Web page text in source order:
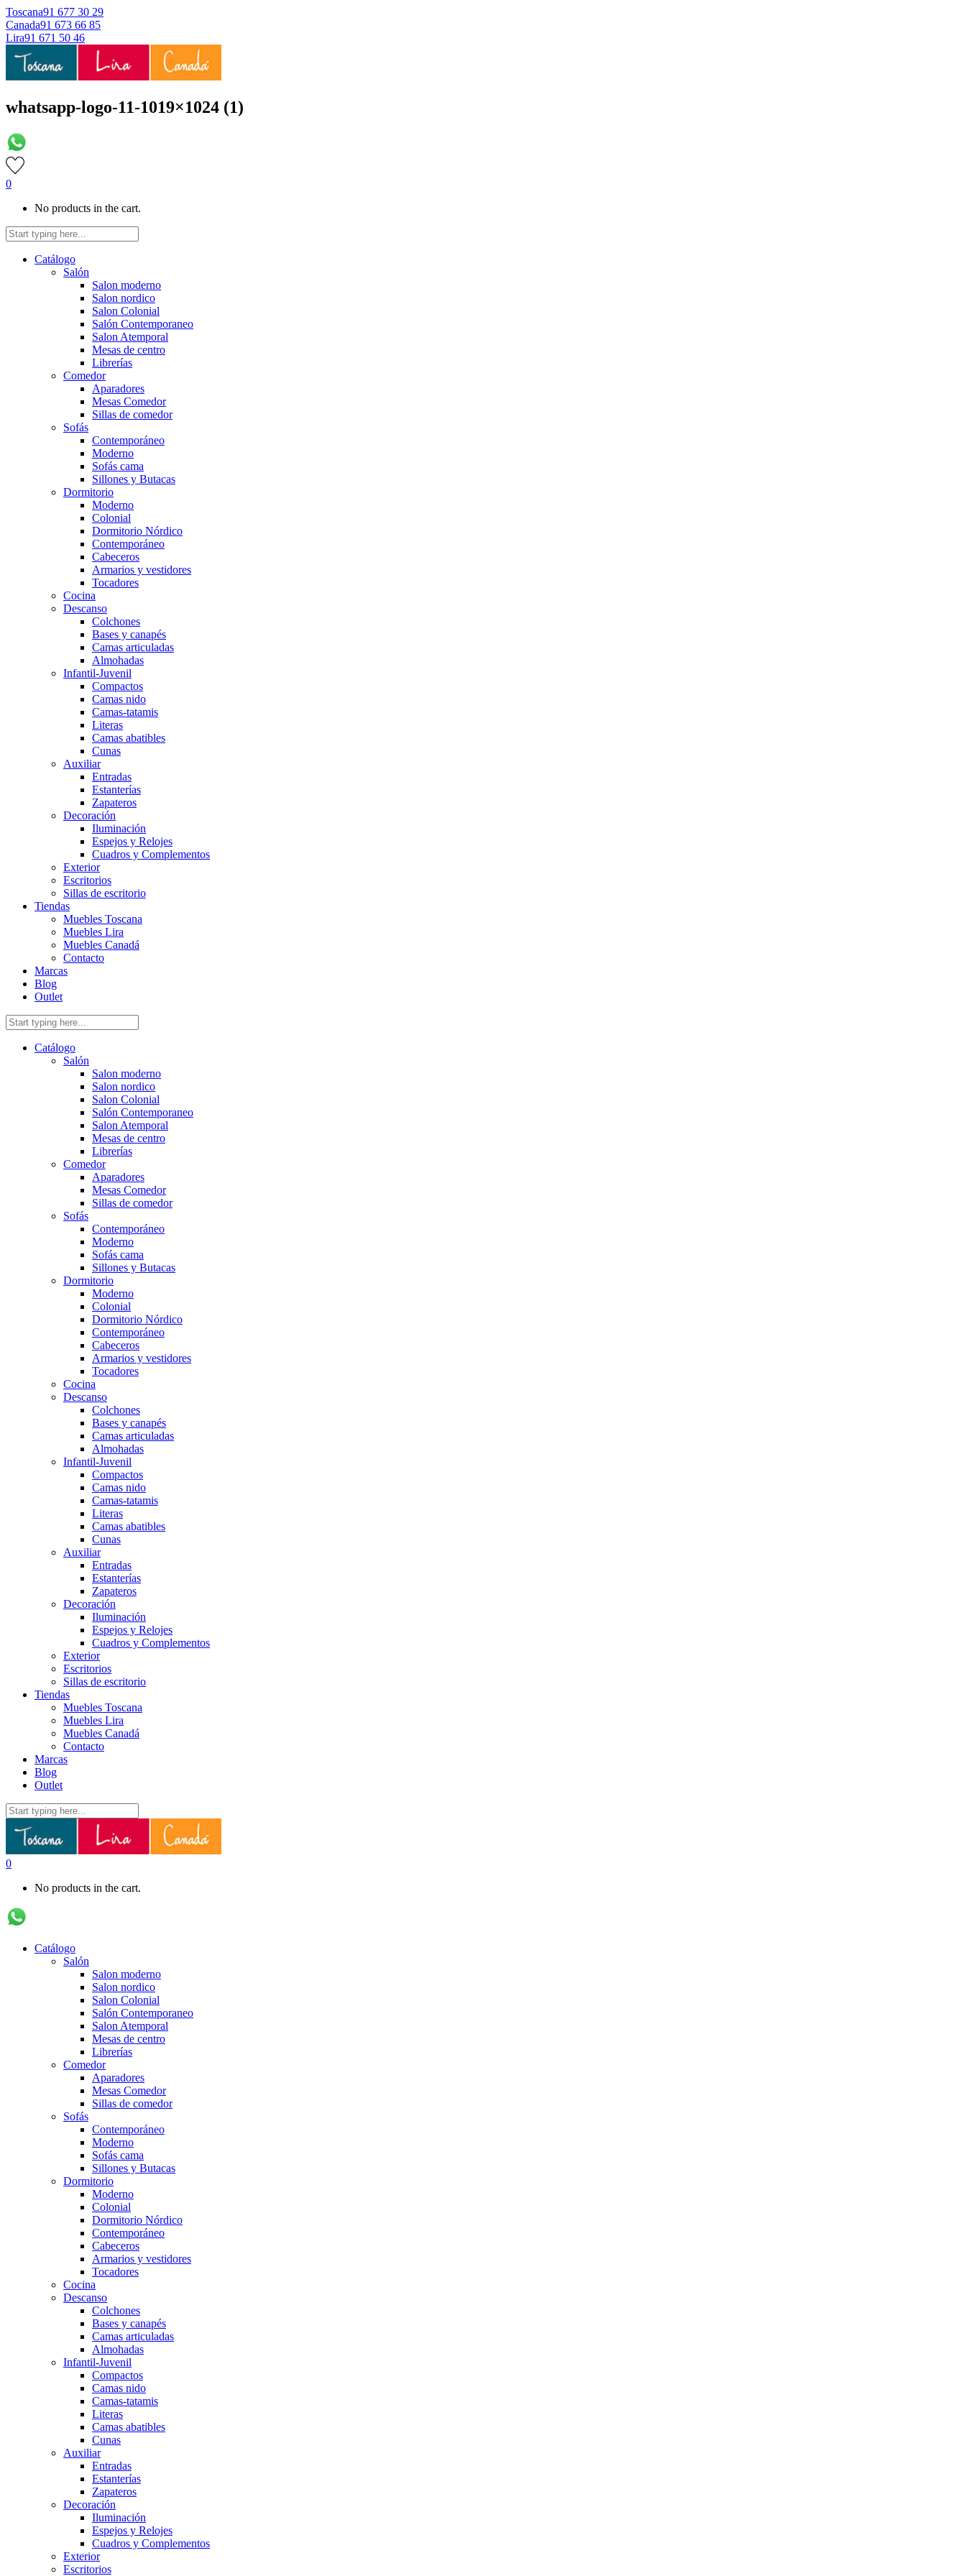
Toscana91 677 30 29
Canada91 673 66 85
Lira91 671 50 46
whatsapp-logo-11-1019×1024 (1)
0
No products in the cart.
Catálogo
Salón
Salon moderno
Salon nordico
Salon Colonial
Salón Contemporaneo
Salon Atemporal
Mesas de centro
Librerías
Comedor
Aparadores
Mesas Comedor
Sillas de comedor
Sofás
Contemporáneo
Moderno
Sofás cama
Sillones y Butacas
Dormitorio
Moderno
Colonial
Dormitorio Nórdico
Contemporáneo
Cabeceros
Armarios y vestidores
Tocadores
Cocina
Descanso
Colchones
Bases y canapés
Camas articuladas
Almohadas
Infantil-Juvenil
Compactos
Camas nido
Camas-tatamis
Literas
Camas abatibles
Cunas
Auxiliar
Entradas
Estanterías
Zapateros
Decoración
Iluminación
Espejos y Relojes
Cuadros y Complementos
Exterior
Escritorios
Sillas de escritorio
Tiendas
Muebles Toscana
Muebles Lira
Muebles Canadá
Contacto
Marcas
Blog
Outlet
Catálogo
Salón
Salon moderno
Salon nordico
Salon Colonial
Salón Contemporaneo
Salon Atemporal
Mesas de centro
Librerías
Comedor
Aparadores
Mesas Comedor
Sillas de comedor
Sofás
Contemporáneo
Moderno
Sofás cama
Sillones y Butacas
Dormitorio
Moderno
Colonial
Dormitorio Nórdico
Contemporáneo
Cabeceros
Armarios y vestidores
Tocadores
Cocina
Descanso
Colchones
Bases y canapés
Camas articuladas
Almohadas
Infantil-Juvenil
Compactos
Camas nido
Camas-tatamis
Literas
Camas abatibles
Cunas
Auxiliar
Entradas
Estanterías
Zapateros
Decoración
Iluminación
Espejos y Relojes
Cuadros y Complementos
Exterior
Escritorios
Sillas de escritorio
Tiendas
Muebles Toscana
Muebles Lira
Muebles Canadá
Contacto
Marcas
Blog
Outlet
0
No products in the cart.
Catálogo
Salón
Salon moderno
Salon nordico
Salon Colonial
Salón Contemporaneo
Salon Atemporal
Mesas de centro
Librerías
Comedor
Aparadores
Mesas Comedor
Sillas de comedor
Sofás
Contemporáneo
Moderno
Sofás cama
Sillones y Butacas
Dormitorio
Moderno
Colonial
Dormitorio Nórdico
Contemporáneo
Cabeceros
Armarios y vestidores
Tocadores
Cocina
Descanso
Colchones
Bases y canapés
Camas articuladas
Almohadas
Infantil-Juvenil
Compactos
Camas nido
Camas-tatamis
Literas
Camas abatibles
Cunas
Auxiliar
Entradas
Estanterías
Zapateros
Decoración
Iluminación
Espejos y Relojes
Cuadros y Complementos
Exterior
Escritorios